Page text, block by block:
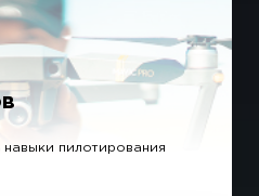
пилотирования